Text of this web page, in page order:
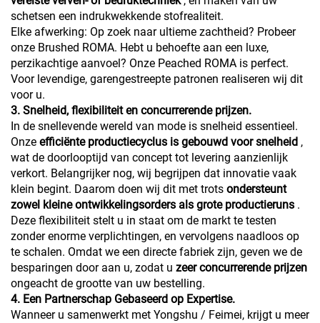
schetsen een indrukwekkende stofrealiteit.
Elke afwerking: Op zoek naar ultieme zachtheid? Probeer
onze Brushed ROMA. Hebt u behoefte aan een luxe,
perzikachtige aanvoel? Onze Peached ROMA is perfect.
Voor levendige, garengestreepte patronen realiseren wij dit
voor u.
3. Snelheid, flexibiliteit en concurrerende prijzen.
In de snellevende wereld van mode is snelheid essentieel.
Onze efficiënte productiecyclus is gebouwd voor snelheid ,
wat de doorlooptijd van concept tot levering aanzienlijk
verkort. Belangrijker nog, wij begrijpen dat innovatie vaak
klein begint. Daarom doen wij dit met trots ondersteunt
zowel kleine ontwikkelingsorders als grote productieruns .
Deze flexibiliteit stelt u in staat om de markt te testen
zonder enorme verplichtingen, en vervolgens naadloos op
te schalen. Omdat we een directe fabriek zijn, geven we de
besparingen door aan u, zodat u zeer concurrerende prijzen
ongeacht de grootte van uw bestelling.
4. Een Partnerschap Gebaseerd op Expertise.
Wanneer u samenwerkt met Yongshu / Feimei, krijgt u meer